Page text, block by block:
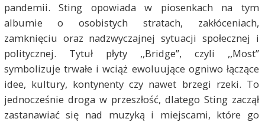
pandemii. Sting opowiada w piosenkach na tym
albumie o osobistych stratach, zakłóceniach,
zamknięciu oraz nadzwyczajnej sytuacji społecznej i
politycznej. Tytuł płyty ,,Bridge”, czyli ,,Most”
symbolizuje trwałe i wciąż ewoluujące ogniwo łączące
idee, kultury, kontynenty czy nawet brzegi rzeki. To
jednocześnie droga w przeszłość, dlatego Sting zaczął
zastanawiać się nad muzyką i miejscami, które go